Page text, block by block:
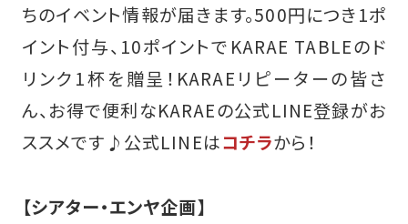
ちのイベント情報が届きます。500円につき1ポ
イント付与、10ポイントでKARAE TABLEのド
リンク1杯を贈呈！KARAEリピーターの皆さ
ん、お得で便利なKARAEの公式LINE登録がお
ススメです♪ 公式LINEはコチラから！
【シアター・エンヤ企画】